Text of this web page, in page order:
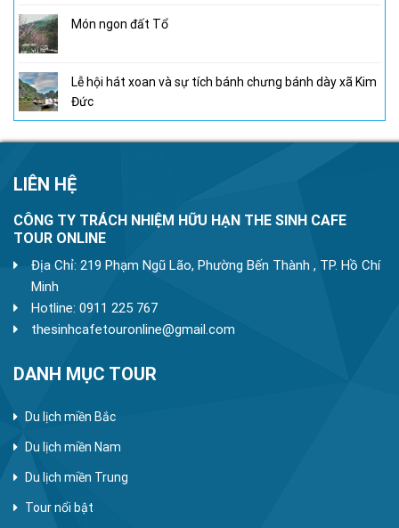
Món ngon đất Tổ
Lễ hội hát xoan và sự tích bánh chưng bánh dày xã Kim
Đức
LIÊN HỆ
CÔNG TY TRÁCH NHIỆM HỮU HẠN THE SINH CAFE
TOUR ONLINE
Địa Chỉ: 219 Phạm Ngũ Lão, Phường Bến Thành , TP. Hồ Chí
Minh
Hotline: 0911 225 767
thesinhcafetouronline@gmail.com
DANH MỤC TOUR
Du lịch miền Bắc
Du lịch miền Nam
Du lịch miền Trung
Tour nổi bật